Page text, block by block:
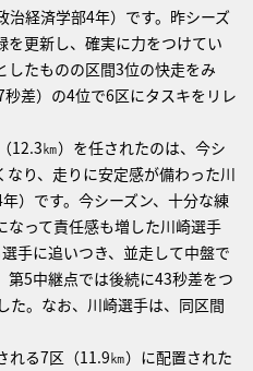
治経済学部4年）です。昨シーズ
更新し、確実に力をつけてい
したものの区間3位の快走をみ
差）の4位で6区にタスキをリレ
12.3㎞）を任されたのは、今シ
り、走りに安定感が備わった川
）です。今シーズン、十分な練
なって責任感も増した川崎選手
手に追いつき、並走して中盤で
第5中継点では後続に43秒差をつ
た。なお、川崎選手は、同区間
れる7区（11.9㎞）に配置された